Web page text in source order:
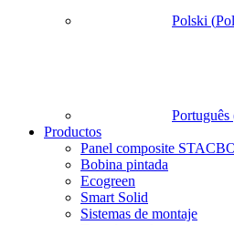
Polski (
Português
Productos
Panel composite
Bobina pintada
Ecogreen
Smart Solid
Sistemas de montaje